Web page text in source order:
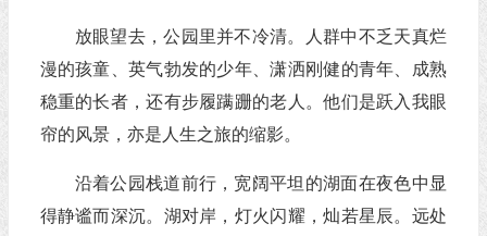
放眼望去，公园里并不冷清。人群中不乏天真烂
漫的孩童、英气勃发的少年、潇洒刚健的青年、成熟
稳重的长者，还有步履蹒跚的老人。他们是跃入我眼
帘的风景，亦是人生之旅的缩影。
沿着公园栈道前行，宽阔平坦的湖面在夜色中显
得静谧而深沉。湖对岸，灯火闪耀，灿若星辰。远处